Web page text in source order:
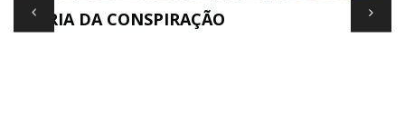
TEORIA DA CONSPIRAÇÃO